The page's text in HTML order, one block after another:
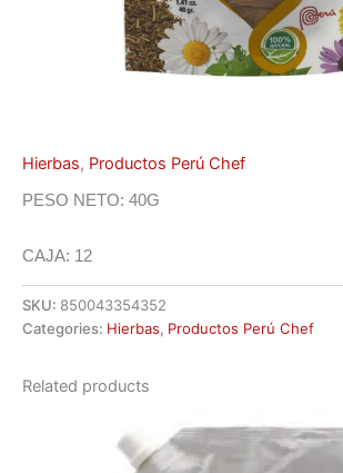
Hierbas, Productos Perú Chef
PESO NETO: 40G
CAJA: 12
SKU: 850043354352
Categories: Hierbas, Productos Perú Chef
Related products